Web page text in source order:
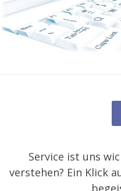
Service ist uns
verstehen? Ein Klick